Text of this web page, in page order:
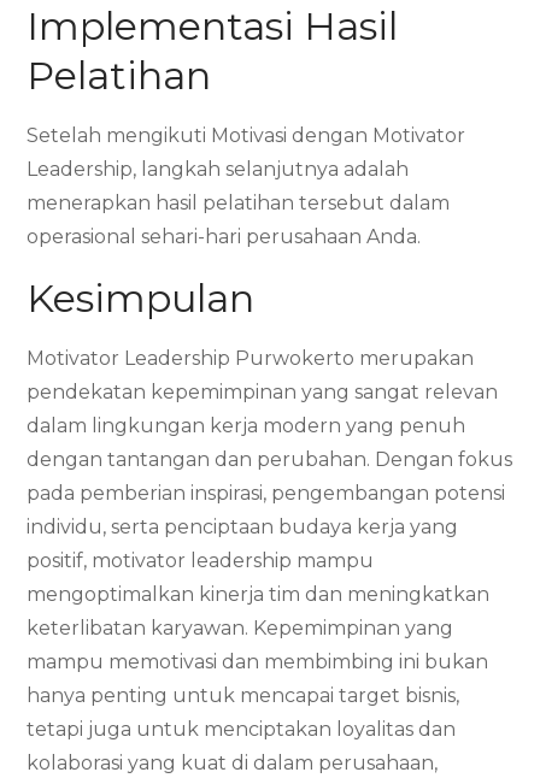
Implementasi Hasil
Pelatihan
Setelah mengikuti Motivasi dengan Motivator
Leadership, langkah selanjutnya adalah
menerapkan hasil pelatihan tersebut dalam
operasional sehari-hari perusahaan Anda.
Kesimpulan
Motivator Leadership Purwokerto merupakan
pendekatan kepemimpinan yang sangat relevan
dalam lingkungan kerja modern yang penuh
dengan tantangan dan perubahan. Dengan fokus
pada pemberian inspirasi, pengembangan potensi
individu, serta penciptaan budaya kerja yang
positif, motivator leadership mampu
mengoptimalkan kinerja tim dan meningkatkan
keterlibatan karyawan. Kepemimpinan yang
mampu memotivasi dan membimbing ini bukan
hanya penting untuk mencapai target bisnis,
tetapi juga untuk menciptakan loyalitas dan
kolaborasi yang kuat di dalam perusahaan,